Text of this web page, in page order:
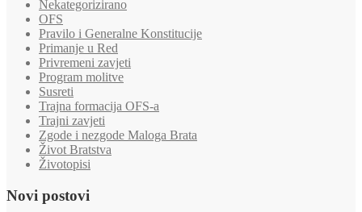
Nekategorizirano
OFS
Pravilo i Generalne Konstitucije
Primanje u Red
Privremeni zavjeti
Program molitve
Susreti
Trajna formacija OFS-a
Trajni zavjeti
Zgode i nezgode Maloga Brata
Život Bratstva
Životopisi
Novi postovi